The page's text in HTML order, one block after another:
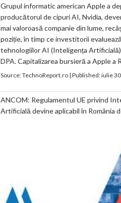
Grupul informatic american Apple a
producătorul de cipuri AI, Nvidia,
mai valoroasă companie din lume,
poziție, în timp ce investitorii
tehnologiilor AI (Inteligența
DPA. Capitalizarea bursieră a Apple a
Source:TechnoReport.ro| Published:iulie
ANCOM: Regulamentul UE privind
Artificială devine aplicabil în România